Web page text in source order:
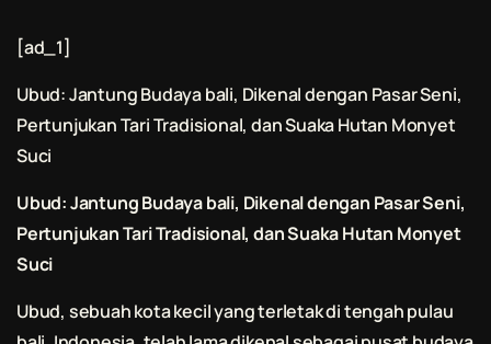
[ad_1]
Ubud: Jantung Budayabali, Dikenal dengan Pasar Seni,
Pertunjukan Tari Tradisional, dan Suaka Hutan Monyet
Suci
Ubud: Jantung Budayabali, Dikenal dengan Pasar Seni,
Pertunjukan Tari Tradisional, dan Suaka Hutan Monyet
Suci
Ubud, sebuah kota kecil yang terletak di tengah pulau